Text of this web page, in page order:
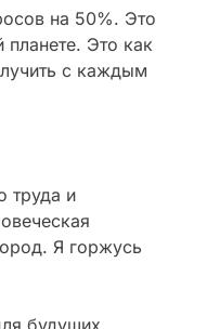
на 50%. Это
Это как
с каждым
труда и
Я горжусь
будущих